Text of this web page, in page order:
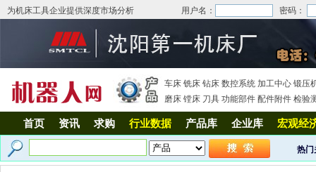
为机床工具企业提供深度市场分析 用户名： 密码：
车床 铣床 钻床 数控系统 加工中心 锻压
磨床 镗床 刀具 功能部件 配件附件 检验
首页 资讯 求购 行业数据 产品库 企业库 宏观经
热门